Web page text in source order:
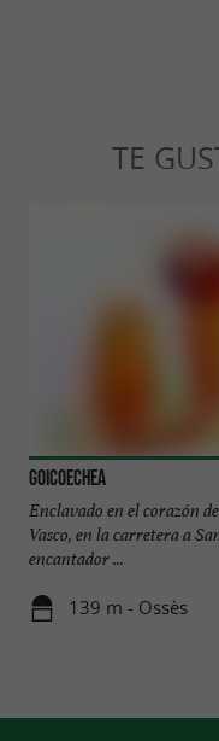
TE
Goicoechea
Enclavado en el corazón
Vasco, en la carretera a
encantador ...
139 m - Ossès